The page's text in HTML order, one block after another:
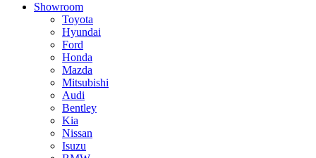
Showroom
Toyota
Hyundai
Ford
Honda
Mazda
Mitsubishi
Audi
Bentley
Kia
Nissan
Isuzu